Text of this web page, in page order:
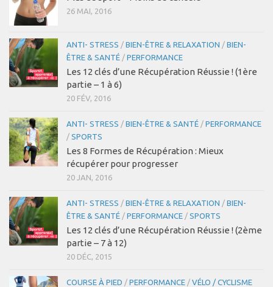
26 MAI, 2016
ANTI- STRESS / BIEN-ÊTRE & RELAXATION / BIEN-
ÊTRE & SANTÉ / PERFORMANCE
Les 12 clés d’une Récupération Réussie ! (1ère
partie – 1 à 6)
20 FÉV, 2016
ANTI- STRESS / BIEN-ÊTRE & SANTÉ / PERFORMANCE
/ SPORTS
Les 8 Formes de Récupération : Mieux
récupérer pour progresser
20 JAN, 2016
ANTI- STRESS / BIEN-ÊTRE & RELAXATION / BIEN-
ÊTRE & SANTÉ / PERFORMANCE / SPORTS
Les 12 clés d’une Récupération Réussie ! (2ème
partie – 7 à 12)
20 DÉC, 2015
COURSE À PIED / PERFORMANCE / VÉLO / CYCLISME